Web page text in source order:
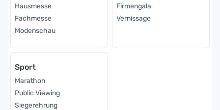
Hausmesse
Fachmesse
Modenschau
Firmengala
Vernissage
Sport
Marathon
Public Viewing
Siegerehrung